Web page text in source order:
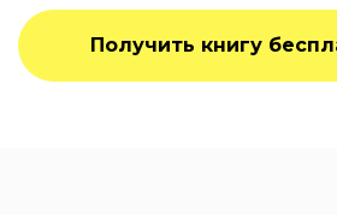
Получить книгу